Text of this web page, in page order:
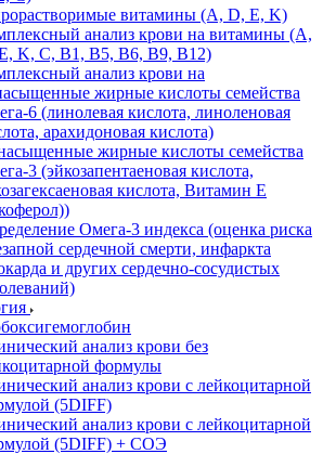
витамины (A, D, E, K)
анализ крови на витамины (A,
K, C, B1, B5, B6, В9, B12)
анализ крови на
жирные кислоты семейства
6 (линолевая кислота, линоленовая
арахидоновая кислота)
жирные кислоты семейства
3 (эйкозапентаеновая кислота,
кислота, Витамин E
Омега-3 индекса (оценка риска
сердечной смерти, инфаркта
и других сердечно-сосудистых
анализ крови без
формулы
анализ крови с лейкоцитарной
(5DIFF)
анализ крови с лейкоцитарной
(5DIFF) + СОЭ